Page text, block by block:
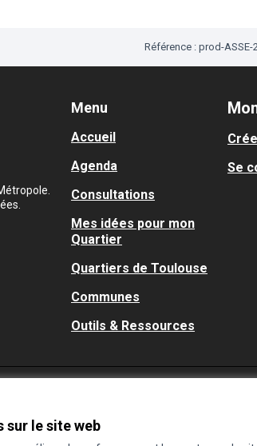
le site web
Référence : prod-ASSE-
Menu
Accueil
Agenda
Consultations
Mes idées pour mon
Quartier
Quartiers de Toulouse
Communes
Outils & Ressources
Se